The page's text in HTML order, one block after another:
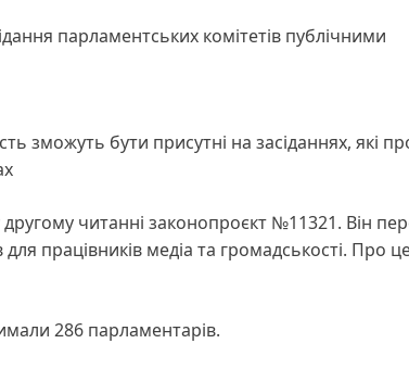
парламентських комітетів публічними
зможуть бути присутні на засіданнях, які
читанні законопроєкт №11321. Він
працівників медіа та громадськості. Про
286 парламентарів.